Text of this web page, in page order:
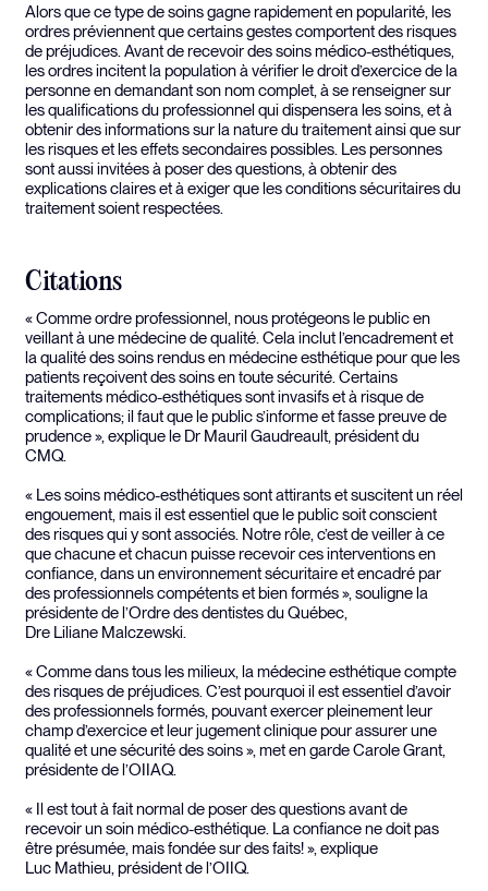
Alors que ce type de soins gagne rapidement en popularité, les
ordres préviennent que certains gestes comportent des risques
de préjudices. Avant de recevoir des soins médico-esthétiques,
les ordres incitent la population à vérifier le droit d’exercice de la
personne en demandant son nom complet, à se renseigner sur
les qualifications du professionnel qui dispensera les soins, et à
obtenir des informations sur la nature du traitement ainsi que sur
les risques et les effets secondaires possibles. Les personnes
sont aussi invitées à poser des questions, à obtenir des
explications claires et à exiger que les conditions sécuritaires du
traitement soient respectées.
Citations
« Comme ordre professionnel, nous protégeons le public en
veillant à une médecine de qualité. Cela inclut l’encadrement et
la qualité des soins rendus en médecine esthétique pour que les
patients reçoivent des soins en toute sécurité. Certains
traitements médico-esthétiques sont invasifs et à risque de
complications; il faut que le public s’informe et fasse preuve de
prudence », explique le Dr Mauril Gaudreault, président du
CMQ.
« Les soins médico-esthétiques sont attirants et suscitent un réel
engouement, mais il est essentiel que le public soit conscient
des risques qui y sont associés. Notre rôle, c’est de veiller à ce
que chacune et chacun puisse recevoir ces interventions en
confiance, dans un environnement sécuritaire et encadré par
des professionnels compétents et bien formés », souligne la
présidente de l’Ordre des dentistes du Québec,
Dre Liliane Malczewski.
« Comme dans tous les milieux, la médecine esthétique compte
des risques de préjudices. C’est pourquoi il est essentiel d’avoir
des professionnels formés, pouvant exercer pleinement leur
champ d’exercice et leur jugement clinique pour assurer une
qualité et une sécurité des soins », met en garde Carole Grant,
présidente de l’OIIAQ.
« Il est tout à fait normal de poser des questions avant de
recevoir un soin médico-esthétique. La confiance ne doit pas
être présumée, mais fondée sur des faits! », explique
Luc Mathieu, président de l’OIIQ.